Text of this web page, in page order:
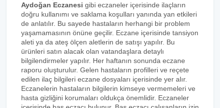
Aydoğan Eczanesi gibi eczaneler içerisinde ilaçların
doğru kullanımı ve saklama koşulları yanında yan etkileri
de anlatılır. Bu sayede hastaların herhangi bir problem
yaşamamasının önüne geçilir. Eczane içerisinde tansiyon
aleti ya da ateş ölçen aletlerin de satışı yapılır. Bu
ürünleri satın alacak olan vatandaşlara detaylı
bilgilendirmeler yapılır. Her haftanın sonunda eczane
raporu oluşturulur. Gelen hastaların profilleri ve reçete
edilen ilaç bilgileri eczane dosyaları içerisinde yer alır.
Eczanelerin hastaların bilgilerin kimseye vermemeleri ve
hasta gizliğini korumaları oldukça önemlidir. Eczaneler